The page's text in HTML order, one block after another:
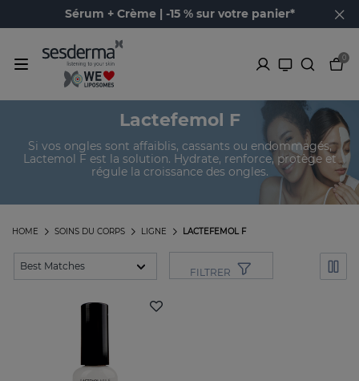
Sérum + Crème | -15 % sur votre panier*
0
Lactefemol F
Si vos ongles sont affaiblis, cassants ou endommagés,
Lactemol F est la solution. Hydrate, renforce, protège et
régule la croissance des ongles.
LACTEFEMOL F
LIGNE
SOINS DU CORPS
HOME
FILTRER